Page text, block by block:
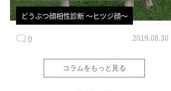
どうぶつ顔相性診断 〜ヒツジ顔〜
0 2019.08.30
コラムをもっと見る